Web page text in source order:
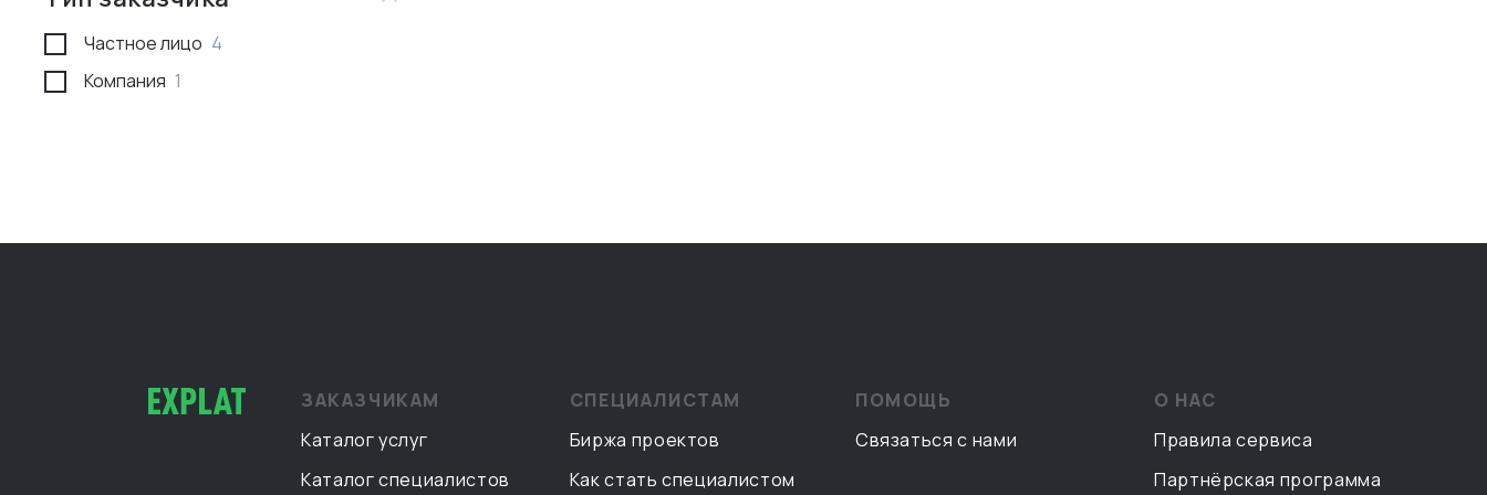
Частное лицо 4
Компания 1
ЗАКАЗЧИКАМ
Каталог услуг
Каталог специалистов
СПЕЦИАЛИСТАМ
Биржа проектов
Как стать специалистом
ПОМОЩЬ
Связаться с нами
О НАС
Правила сервиса
Партнёрская программа